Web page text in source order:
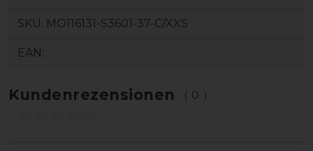
SKU: MO116131-S3601-37-C/XXS
EAN:
Kundenrezensionen (0)